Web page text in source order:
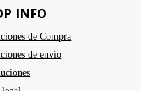
INFO
de Compra
de envío